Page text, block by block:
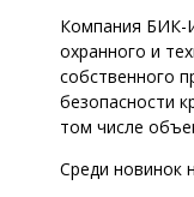
Компания БИК-
охранного и
собственного
безопасности
том числе
Среди новинок